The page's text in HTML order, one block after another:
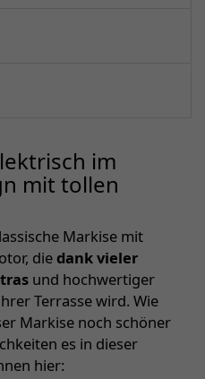
im
mit tollen
Markise mit
diedank vieler
und hochwertiger
Terrasse wird. Wie
Markise noch schöner
es in dieser
hier: